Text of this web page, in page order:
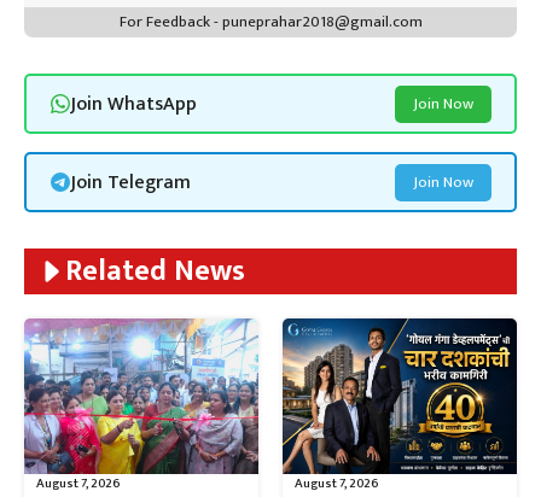
For Feedback - puneprahar2018@gmail.com
Join WhatsApp Join Now
Join Telegram Join Now
Related News
August 7, 2026 August 7, 2026